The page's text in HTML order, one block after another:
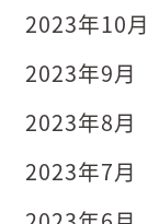
2023年10月
2023年9月
2023年8月
2023年7月